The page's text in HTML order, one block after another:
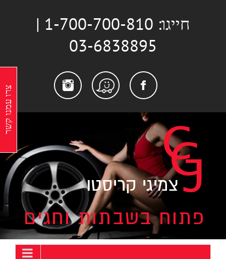
חייגו: 1-700-700-810 |
03-6838895
Facebook
Waze
צרו עמנו קשר